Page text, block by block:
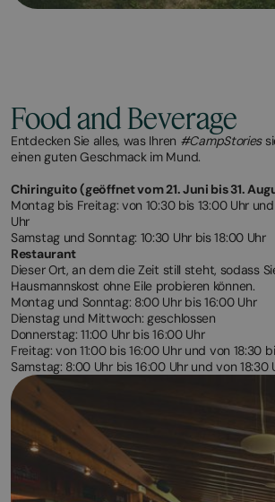
Food and Beverage
Entdecken Sie alles, was Ihren #CampStories
einen guten Geschmack im Mund.
Chiringuito (geöffnet vom 21. Juni bis 31.
Montag bis Freitag: von 10:30 bis 13:00 Uhr
Uhr
Samstag und Sonntag: 10:30 Uhr bis 18:00 Uhr
Restaurant
Dieser Ort, an dem die Zeit still steht, sodass
Hausmannskost ohne Eile probieren können.
Montag und Sonntag: 8:00 Uhr bis 16:00 Uhr
Dienstag und Mittwoch: geschlossen
Donnerstag: 11:00 Uhr bis 16:00 Uhr
Freitag: von 11:00 bis 16:00 Uhr und von 18:30
Samstag: 8:00 Uhr bis 16:00 Uhr und von 18:30